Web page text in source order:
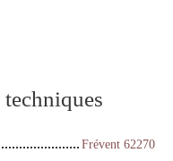
techniques
Frévent 62270